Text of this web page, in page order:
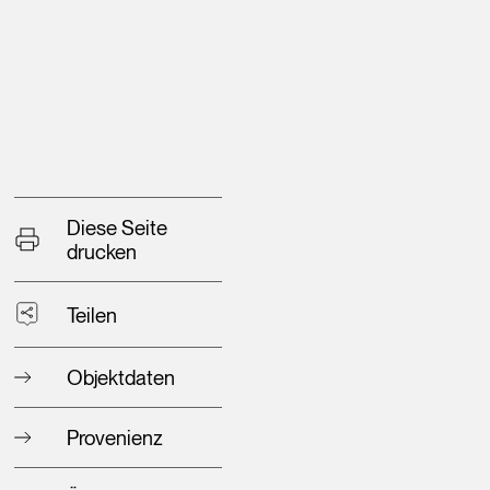
Diese Seite
drucken
Teilen
Objektdaten
Provenienz